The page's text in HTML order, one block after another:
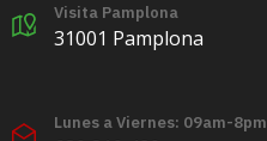
Visita Pamplona
31001 Pamplona
Lunes a Viernes: 09am-8pm